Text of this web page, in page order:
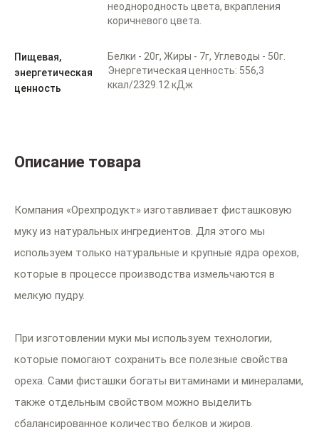
неоднородность цвета, вкрапления
коричневого цвета.
Пищевая,
энергетическая
ценность
Белки - 20г, Жиры - 7г, Углеводы - 50г.
Энергетическая ценность: 556,3
ккал/2329.12 кДж
Описание товара
Компания «Орехпродукт» изготавливает фисташковую
муку из натуральных ингредиентов. Для этого мы
используем только натуральные и крупные ядра орехов,
которые в процессе производства измельчаются в
мелкую пудру.
При изготовлении муки мы используем технологии,
которые помогают сохранить все полезные свойства
ореха. Сами фисташки богаты витаминами и минералами,
также отдельным свойством можно выделить
сбалансированное количество белков и жиров.